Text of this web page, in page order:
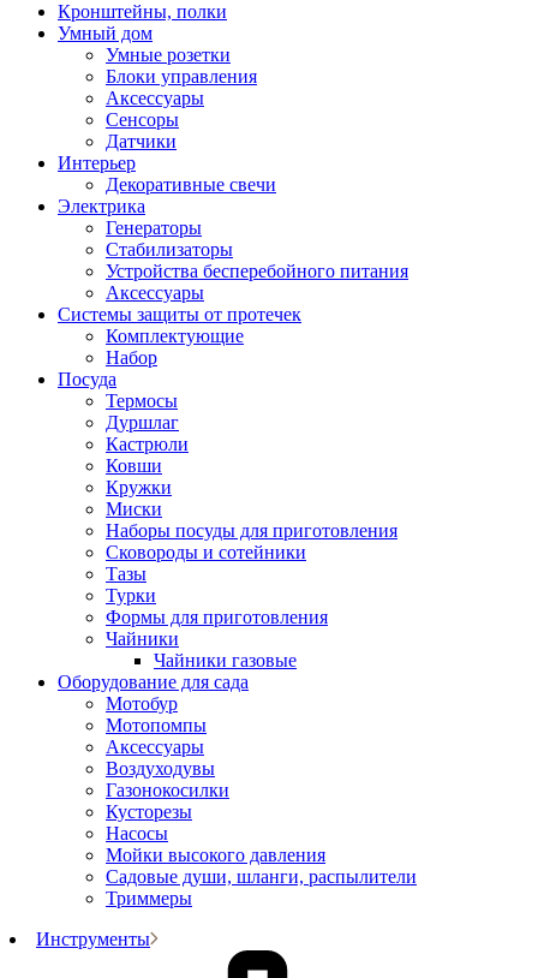
Кронштейны, полки
Умный дом
Умные розетки
Блоки управления
Аксессуары
Сенсоры
Датчики
Интерьер
Декоративные свечи
Электрика
Генераторы
Стабилизаторы
Устройства бесперебойного питания
Аксессуары
Системы защиты от протечек
Комплектующие
Набор
Посуда
Термосы
Дуршлаг
Кастрюли
Ковши
Кружки
Миски
Наборы посуды для приготовления
Сковороды и сотейники
Тазы
Турки
Формы для приготовления
Чайники
Чайники газовые
Оборудование для сада
Мотобур
Мотопомпы
Аксессуары
Воздуходувы
Газонокосилки
Кусторезы
Насосы
Мойки высокого давления
Садовые души, шланги, распылители
Триммеры
Инструменты